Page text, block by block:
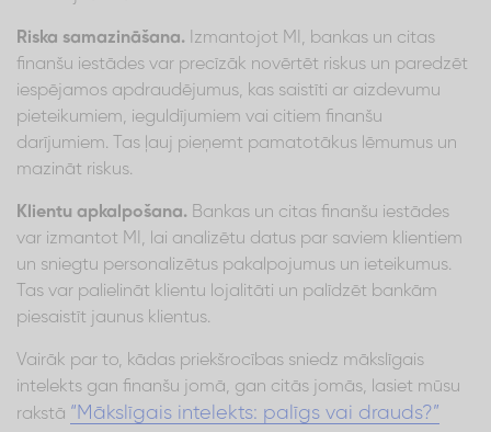
Riska samazināšana. Izmantojot MI, bankas un citas
finanšu iestādes var precīzāk novērtēt riskus un paredzēt
iespējamos apdraudējumus, kas saistīti ar aizdevumu
pieteikumiem, ieguldījumiem vai citiem finanšu
darījumiem. Tas ļauj pieņemt pamatotākus lēmumus un
mazināt riskus.
Klientu apkalpošana. Bankas un citas finanšu iestādes
var izmantot MI, lai analizētu datus par saviem klientiem
un sniegtu personalizētus pakalpojumus un ieteikumus.
Tas var palielināt klientu lojalitāti un palīdzēt bankām
piesaistīt jaunus klientus.
Vairāk par to, kādas priekšrocības sniedz mākslīgais
intelekts gan finanšu jomā, gan citās jomās, lasiet mūsu
rakstā “Mākslīgais intelekts: palīgs vai drauds?”